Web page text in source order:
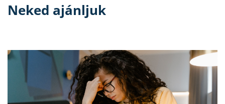
Neked ajánljuk